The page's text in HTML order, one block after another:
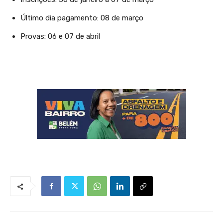
Último dia pagamento: 08 de março
Provas: 06 e 07 de abril